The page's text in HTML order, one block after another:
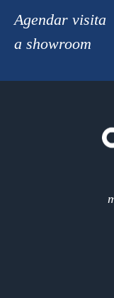
Agendar visita
a showroom